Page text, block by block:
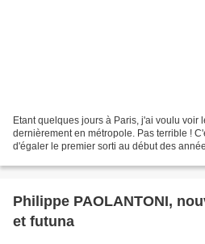
Etant quelques jours à Paris, j'ai voulu voir
dernièrement en métropole. Pas terrible !
d'égaler le premier sorti au début des
Philippe PAOLANTONI,
et futuna